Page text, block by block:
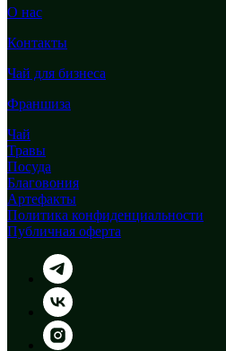
О нас
Контакты
Чай для бизнеса
Франшиза
Чай
Травы
Посуда
Благовония
Артефакты
Политика конфиденциальности
Публичная оферта